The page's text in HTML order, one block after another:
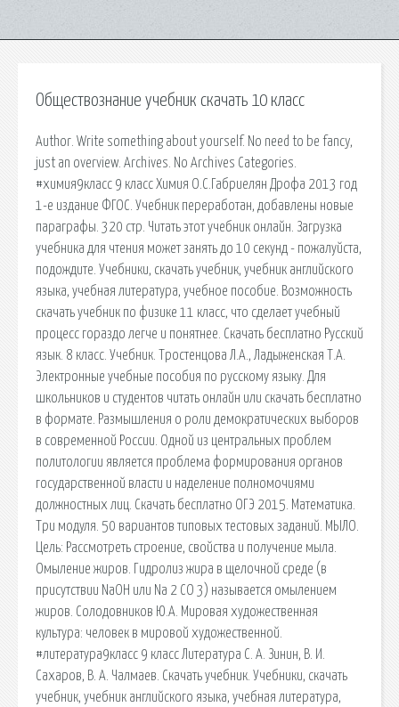
Обществознание учебник скачать 10 класс
Author. Write something about yourself. No need to be fancy,
just an overview. Archives. No Archives Categories.
#химия9класс 9 класс Химия О.С.Габриелян Дрофа 2013 год
1-е издание ФГОС. Учебник переработан, добавлены новые
параграфы. 320 стр. Читать этот учебник онлайн. Загрузка
учебника для чтения может занять до 10 секунд - пожалуйста,
подождите. Учебники, скачать учебник, учебник английского
языка, учебная литература, учебное пособие. Возможность
скачать учебник по физике 11 класс, что сделает учебный
процесс гораздо легче и понятнее. Скачать бесплатно Русский
язык. 8 класс. Учебник. Тростенцова Л.А., Ладыженская Т.А.
Электронные учебные пособия по русскому языку. Для
школьников и студентов читать онлайн или скачать бесплатно
в формате. Размышления о роли демократических выборов
в современной России. Одной из центральных проблем
политологии является проблема формирования органов
государственной власти и наделение полномочиями
должностных лиц. Скачать бесплатно ОГЭ 2015. Математика.
Три модуля. 50 вариантов типовых тестовых заданий. МЫЛО.
Цель: Рассмотреть строение, свойства и получение мыла.
Омыление жиров. Гидролиз жира в щелочной среде (в
присутствии NaOH или Na 2 CO 3) называется омылением
жиров. Солодовников Ю.А. Мировая художественная
культура: человек в мировой художественной.
#литература9класс 9 класс Литература С. А. Зинин, В. И.
Сахаров, В. А. Чалмаев. Скачать учебник. Учебники, скачать
учебник, учебник английского языка, учебная литература,